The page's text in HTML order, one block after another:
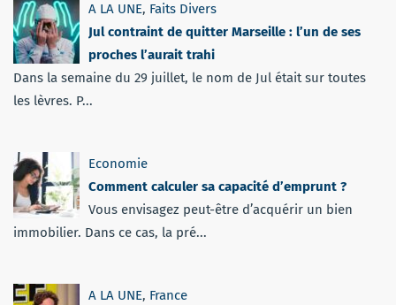
A LA UNE, Faits Divers
Jul contraint de quitter Marseille : l’un de ses
proches l’aurait trahi
Dans la semaine du 29 juillet, le nom de Jul était sur toutes
les lèvres. P...
Economie
Comment calculer sa capacité d’emprunt ?
Vous envisagez peut-être d’acquérir un bien
immobilier. Dans ce cas, la pré...
A LA UNE, France